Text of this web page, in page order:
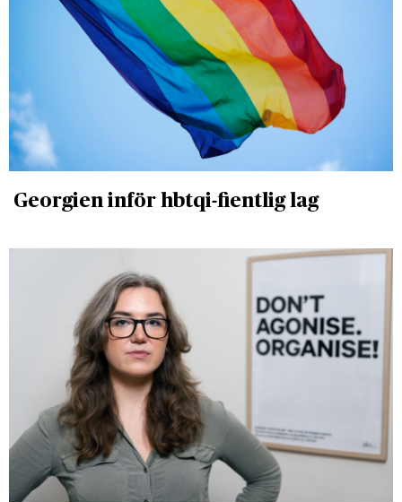
Georgien inför hbtqi-fientlig lag